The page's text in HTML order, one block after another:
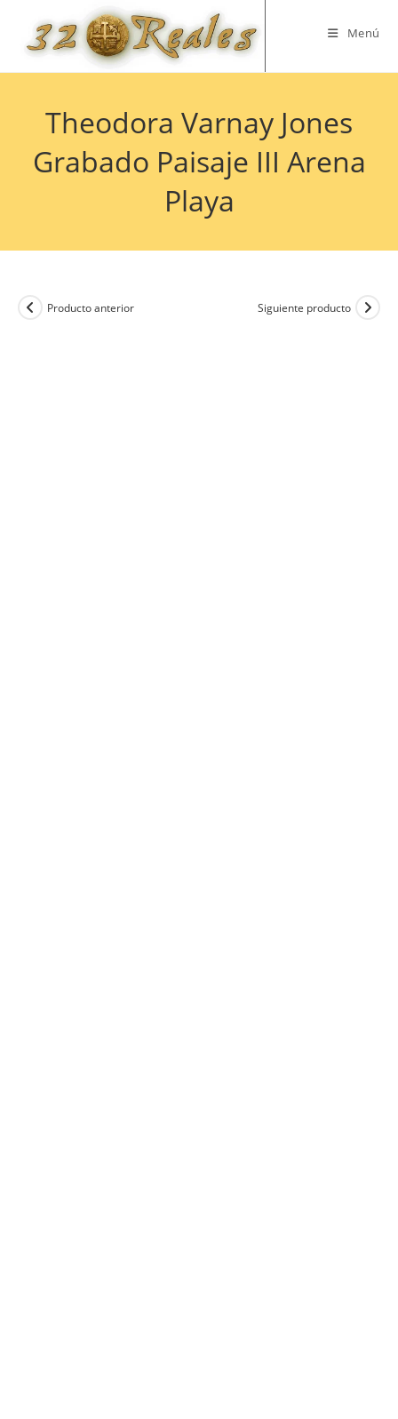
contenido
Menú
Theodora Varnay Jones
Grabado Paisaje III Arena
Playa
Producto anterior Siguiente producto